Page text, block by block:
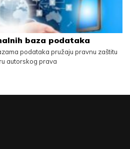
baza podataka
podataka pružaju pravnu zaštitu
autorskog prava